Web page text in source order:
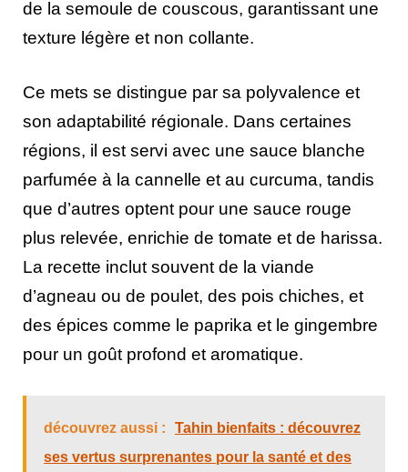
de la semoule de couscous, garantissant une
texture légère et non collante.
Ce mets se distingue par sa polyvalence et
son adaptabilité régionale. Dans certaines
régions, il est servi avec une sauce blanche
parfumée à la cannelle et au curcuma, tandis
que d’autres optent pour une sauce rouge
plus relevée, enrichie de tomate et de harissa.
La recette inclut souvent de la viande
d’agneau ou de poulet, des pois chiches, et
des épices comme le paprika et le gingembre
pour un goût profond et aromatique.
découvrez aussi :
Tahin bienfaits : découvrez
ses vertus surprenantes pour la santé et des